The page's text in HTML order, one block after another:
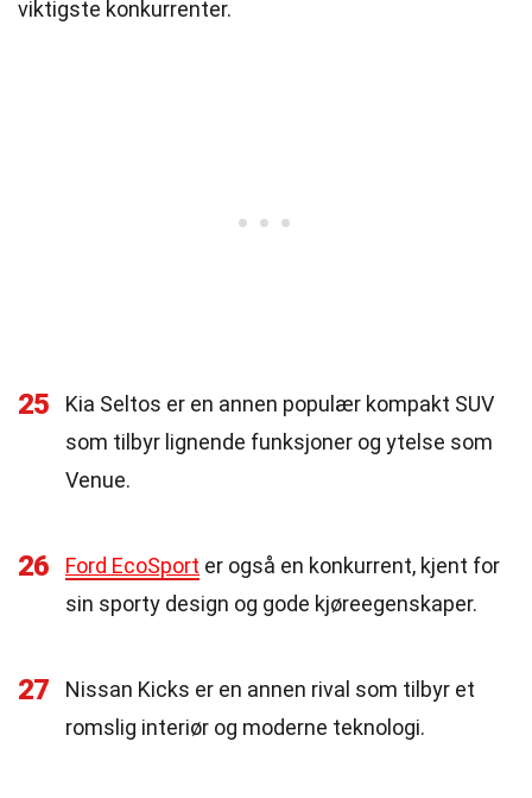
viktigste konkurrenter.
25
Kia Seltos er en annen populær kompakt SUV
som tilbyr lignende funksjoner og ytelse som
Venue.
26 Ford EcoSport er også en konkurrent, kjent for
sin sporty design og gode kjøreegenskaper.
27
Nissan Kicks er en annen rival som tilbyr et
romslig interiør og moderne teknologi.